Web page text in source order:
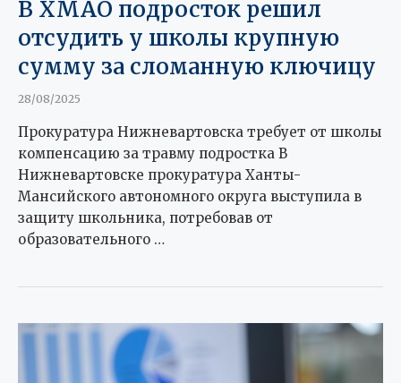
В ХМАО подросток решил
отсудить у школы крупную
сумму за сломанную ключицу
28/08/2025
Прокуратура Нижневартовска требует от школы
компенсацию за травму подростка В
Нижневартовске прокуратура Ханты-
Мансийского автономного округа выступила в
защиту школьника, потребовав от
образовательного …